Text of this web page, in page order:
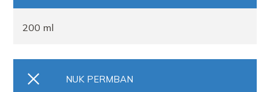
200 ml
NUK PERMBAN